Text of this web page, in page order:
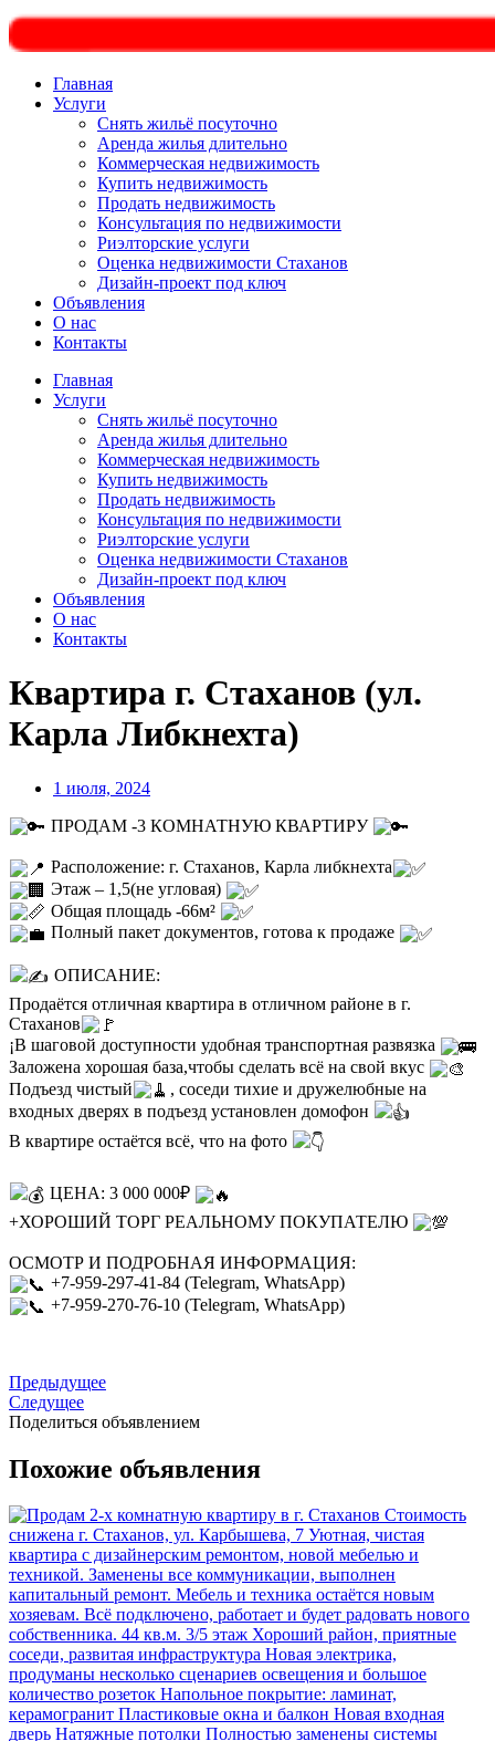
Главная
Услуги
Снять жильё посуточно
Аренда жилья длительно
Коммерческая недвижимость
Купить недвижимость
Продать недвижимость
Консультация по недвижимости
Риэлторские услуги
Оценка недвижимости Стаханов
Дизайн-проект под ключ
Объявления
О нас
Контакты
Главная
Услуги
Снять жильё посуточно
Аренда жилья длительно
Коммерческая недвижимость
Купить недвижимость
Продать недвижимость
Консультация по недвижимости
Риэлторские услуги
Оценка недвижимости Стаханов
Дизайн-проект под ключ
Объявления
О нас
Контакты
Квартира г. Стаханов (ул.
Карла Либкнехта)
1 июля, 2024
ПРОДАМ -3 КОМНАТНУЮ КВАРТИРУ
Расположение: г. Стаханов, Карла либкнехта
Этаж – 1,5(не угловая)
Общая площадь -66м²
Полный пакет документов, готова к продаже
ОПИСАНИЕ:
Продаётся отличная квартира в отличном районе в г.
Стаханов
¡В шаговой доступности удобная транспортная развязка
Заложена хорошая база,чтобы сделать всё на свой вкус
Подъезд чистый
, соседи тихие и дружелюбные на
входных дверях в подъезд установлен домофон
В квартире остаётся всё, что на фото
ЦЕНА: 3 000 000₽
+ХОРОШИЙ ТОРГ РЕАЛЬНОМУ ПОКУПАТЕЛЮ
ОСМОТР И ПОДРОБНАЯ ИНФОРМАЦИЯ:
+7-959-297-41-84 (Telegram, WhatsApp)
+7-959-270-76-10 (Telegram, WhatsApp)
Предыдущее
Следущее
Поделиться объявлением
Похожие объявления